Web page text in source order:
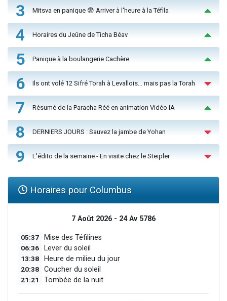
3 Mitsva en panique 😨 Arriver à l'heure à la Téfila
4 Horaires du Jeûne de Ticha Béav
5 Panique à la boulangerie Cachère
6 Ils ont volé 12 Sifré Torah à Levallois… mais pas la Torah
7 Résumé de la Paracha Réé en animation Vidéo IA
8 DERNIERS JOURS : Sauvez la jambe de Yohan
9 L'édito de la semaine - En visite chez le Steipler
Horaires pour Columbus
7 Août 2026 - 24 Av 5786
05:37 Mise des Téfilines
06:36 Lever du soleil
13:38 Heure de milieu du jour
20:38 Coucher du soleil
21:21 Tombée de la nuit